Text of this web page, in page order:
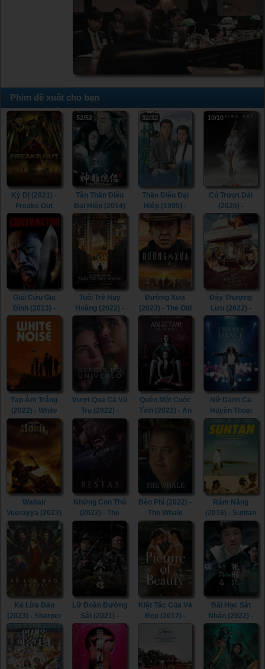
Phim đề xuất cho bạn
Kỳ Dị (2021) -
Freaks Out
(2021)
52/52
Tân Thần Điêu
Đại Hiệp (2014)
- The Romance
of the Condor
Heroes (2014)
32/32
Thần Điêu Đại
Hiệp (1995) -
Return of The
Condor Heroes
(1995)
10/10
Cú Trượt Dài
(2020) -
Spinning Out
(2020)
Giải Cứu Gia
Đình (2013) -
(2013)
Tuổi Trẻ Huy
Hoàng (2022) -
The Fabelmans
(2022)
Đường Xưa
(2023) - The Old
Way (2023)
Đáy Thượng
Lưu (2022) -
Triangle of
Sadness (2022)
Tạp Âm Trắng
(2022) - White
Noise (2022)
Vượt Qua Cả Vũ
Trụ (2022) -
Beyond the
Universe (2022)
Quên Một Cuộc
Tình (2022) - An
Affair to Forget
Nữ Danh Ca
Huyền Thoại
(2022) - Whitney
Houston: I
with Somebody
(2022)
Waltair
Veerayya (2023)
Veerayya (2023)
Những Con Thú
(2022) - The
Béo Phì (2022) -
The Whale
Rám Nắng
(2016) - Suntan
(2016)
Kẻ Lừa Đảo
(2023) - Sharper
(2023)
Lữ Đoàn Đường
Sắt (2021) -
Railway Heroes
(2021)
Kiệt Tác Của Vẻ
Đẹp (2017) -
Picture of
Bài Học Sát
Nhân (2022) -
Lesson in
Murder (2022)